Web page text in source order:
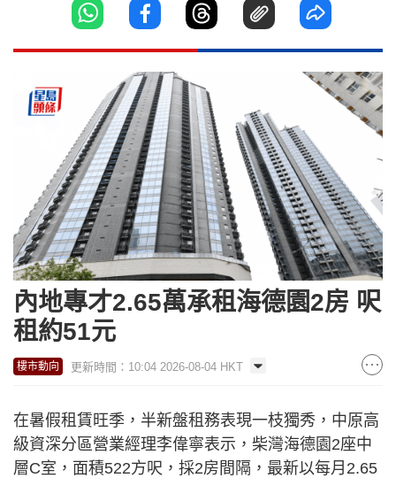
內地專才2.65萬承租海德園2房 呎
租約51元
樓市動向 更新時間：10:04 2026-08-04 HKT
在暑假租賃旺季，半新盤租務表現一枝獨秀，中原高
級資深分區營業經理李偉寧表示，柴灣海德園2座中
層C室，面積522方呎，採2房間隔，最新以每月2.65